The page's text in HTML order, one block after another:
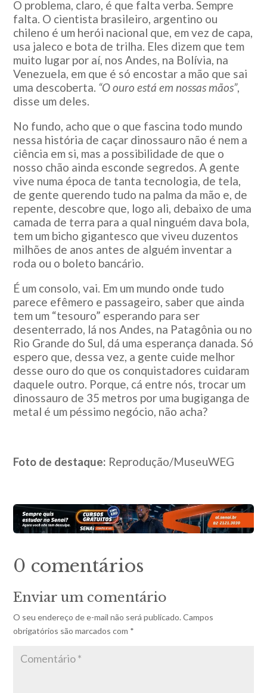
O problema, claro, é que falta verba. Sempre
falta. O cientista brasileiro, argentino ou
chileno é um herói nacional que, em vez de capa,
usa jaleco e bota de trilha. Eles dizem que tem
muito lugar por aí, nos Andes, na Bolívia, na
Venezuela, em que é só encostar a mão que sai
uma descoberta. “O ouro está em nossas mãos”,
disse um deles.
No fundo, acho que o que fascina todo mundo
nessa história de caçar dinossauro não é nem a
ciência em si, mas a possibilidade de que o
nosso chão ainda esconde segredos. A gente
vive numa época de tanta tecnologia, de tela,
de gente querendo tudo na palma da mão e, de
repente, descobre que, logo ali, debaixo de uma
camada de terra para a qual ninguém dava bola,
tem um bicho gigantesco que viveu duzentos
milhões de anos antes de alguém inventar a
roda ou o boleto bancário.
É um consolo, vai. Em um mundo onde tudo
parece efêmero e passageiro, saber que ainda
tem um “tesouro” esperando para ser
desenterrado, lá nos Andes, na Patagônia ou no
Rio Grande do Sul, dá uma esperança danada. Só
espero que, dessa vez, a gente cuide melhor
desse ouro do que os conquistadores cuidaram
daquele outro. Porque, cá entre nós, trocar um
dinossauro de 35 metros por uma bugiganga de
metal é um péssimo negócio, não acha?
Foto de destaque: Reprodução/MuseuWEG
0 comentários
Enviar um comentário
O seu endereço de e-mail não será publicado. Campos
obrigatórios são marcados com *